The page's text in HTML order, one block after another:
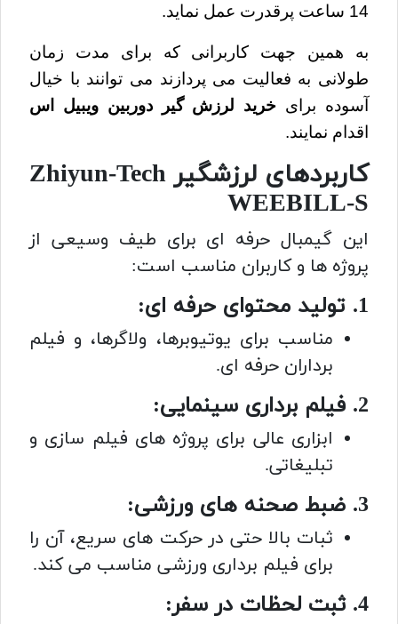
14 ساعت پرقدرت عمل نماید.
به همین جهت کاربرانی که برای مدت زمان
طولانی به فعالیت می پردازند می توانند با خیال
آسوده برای خرید لرزش گیر دوربین ویبیل اس
اقدام نمایند.
کاربردهای لرزشگیر Zhiyun-Tech
WEEBILL-S
این گیمبال حرفه ای برای طیف وسیعی از
پروژه ها و کاربران مناسب است:
1. تولید محتوای حرفه ای:
مناسب برای یوتیوبرها، ولاگرها، و فیلم
برداران حرفه ای.
2. فیلم برداری سینمایی:
ابزاری عالی برای پروژه های فیلم سازی و
تبلیغاتی.
3. ضبط صحنه های ورزشی:
ثبات بالا حتی در حرکت های سریع، آن را
برای فیلم برداری ورزشی مناسب می کند.
4. ثبت لحظات در سفر: